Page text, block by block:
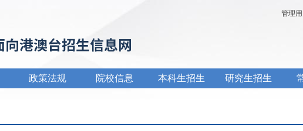
管理
政策法规 院校信息 本科生招生 研究生招生